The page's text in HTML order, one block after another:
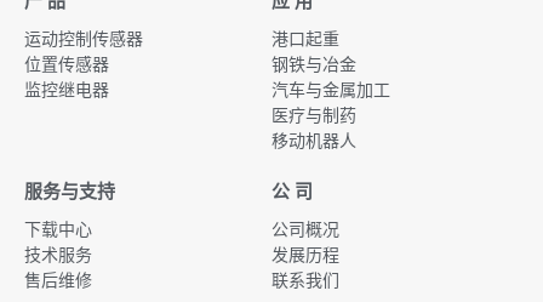
运动控制传感器
位置传感器
监控继电器
港口起重
钢铁与冶金
汽车与金属加工
医疗与制药
移动机器人
服务与支持
下载中心
技术服务
售后维修
公 司
公司概况
发展历程
联系我们